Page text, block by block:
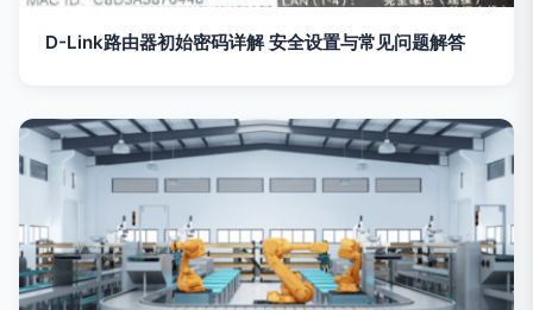
D-Link路由器初始密码详解 安全设置与常见问题解答